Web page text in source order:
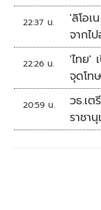
22:37 น.
'ลิโอ
จากไ
22:26 น.
'ไทย'
จุดโท
'สิงคโ
20:59 น.
วธ.เ
ราชา